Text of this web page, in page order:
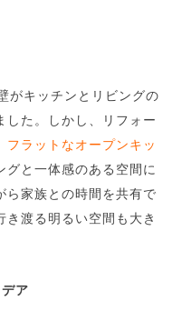
がキッチンとリビングの
した。しかし、リフォー
フラットなオープンキッ
グと一体感のある空間に
ら家族との時間を共有で
き渡る明るい空間も大き
ア